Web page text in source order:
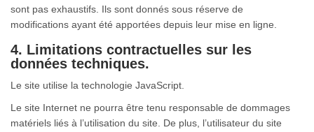
sont pas exhaustifs. Ils sont donnés sous réserve de
modifications ayant été apportées depuis leur mise en ligne.
4. Limitations contractuelles sur les
données techniques.
Le site utilise la technologie JavaScript.
Le site Internet ne pourra être tenu responsable de dommages
matériels liés à l’utilisation du site. De plus, l’utilisateur du site